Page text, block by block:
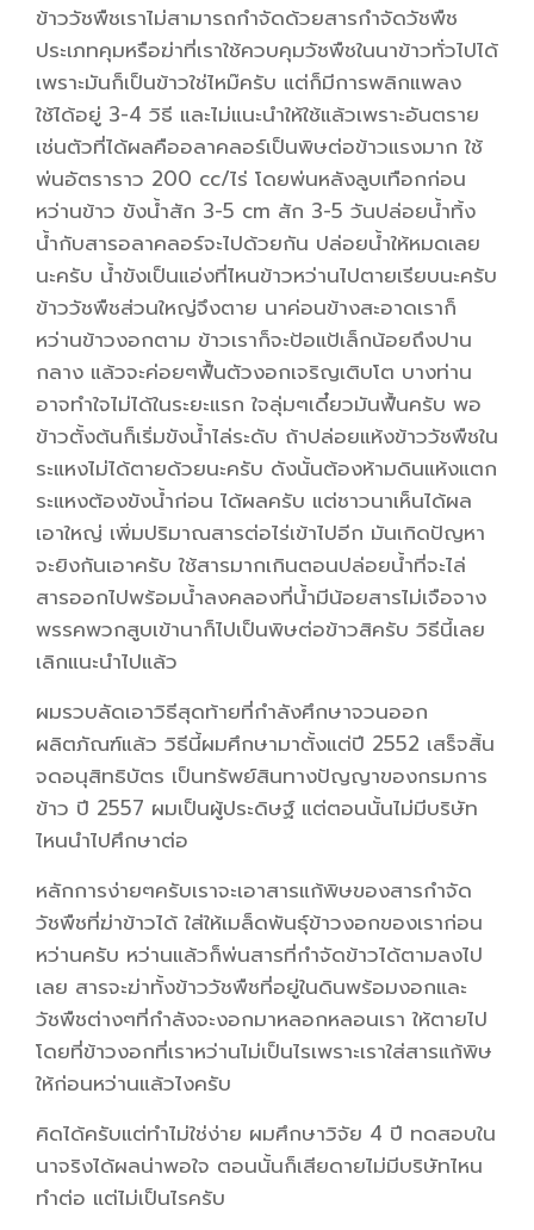
ข้าววัชพืชเราไม่สามารถกำจัดด้วยสารกำจัดวัชพืช
ประเภทคุมหรือฆ่าที่เราใช้ควบคุมวัชพืชในนาข้าวทั่วไปได้
เพราะมันก็เป็นข้าวใช่ไหม๊ครับ แต่ก็มีการพลิกแพลง
ใช้ได้อยู่ 3-4 วิธี และไม่แนะนำให้ใช้แล้วเพราะอันตราย
เช่นตัวที่ได้ผลคืออลาคลอร์เป็นพิษต่อข้าวแรงมาก ใช้
พ่นอัตราราว 200 cc/ไร่ โดยพ่นหลังลูบเทือกก่อน
หว่านข้าว ขังน้ำสัก 3-5 cm สัก 3-5 วันปล่อยน้ำทิ้ง
น้ำกับสารอลาคลอร์จะไปด้วยกัน ปล่อยน้ำให้หมดเลย
นะครับ น้ำขังเป็นแอ่งที่ไหนข้าวหว่านไปตายเรียบนะครับ
ข้าววัชพืชส่วนใหญ่จึงตาย นาค่อนข้างสะอาดเราก็
หว่านข้าวงอกตาม ข้าวเราก็จะป้อแป้เล็กน้อยถึงปาน
กลาง แล้วจะค่อยๆฟื้นตัวงอกเจริญเติบโต บางท่าน
อาจทำใจไม่ได้ในระยะแรก ใจลุ่มๆเดี๋ยวมันฟื้นครับ พอ
ข้าวตั้งต้นก็เริ่มขังน้ำไล่ระดับ ถ้าปล่อยแห้งข้าววัชพืชใน
ระแหงไม่ได้ตายด้วยนะครับ ดังนั้นต้องห้ามดินแห้งแตก
ระแหงต้องขังน้ำก่อน ได้ผลครับ แต่ชาวนาเห็นได้ผล
เอาใหญ่ เพิ่มปริมาณสารต่อไร่เข้าไปอีก มันเกิดปัญหา
จะยิงกันเอาครับ ใช้สารมากเกินตอนปล่อยน้ำที่จะไล่
สารออกไปพร้อมน้ำลงคลองที่น้ำมีน้อยสารไม่เจือจาง
พรรคพวกสูบเข้านาก็ไปเป็นพิษต่อข้าวสิครับ วิธีนี้เลย
เลิกแนะนำไปแล้ว
ผมรวบลัดเอาวิธีสุดท้ายที่กำลังศึกษาจวนออก
ผลิตภัณฑ์แล้ว วิธีนี้ผมศึกษามาตั้งแต่ปี 2552 เสร็จสิ้น
จดอนุสิทธิบัตร เป็นทรัพย์สินทางปัญญาของกรมการ
ข้าว ปี 2557 ผมเป็นผู้ประดิษฐ์ แต่ตอนนั้นไม่มีบริษัท
ไหนนำไปศึกษาต่อ
หลักการง่ายๆครับเราจะเอาสารแก้พิษของสารกำจัด
วัชพืชที่ฆ่าข้าวได้ ใส่ให้เมล็ดพันธุ์ข้าวงอกของเราก่อน
หว่านครับ หว่านแล้วก็พ่นสารที่กำจัดข้าวได้ตามลงไป
เลย สารจะฆ่าทั้งข้าววัชพืชที่อยู่ในดินพร้อมงอกและ
วัชพืชต่างๆที่กำลังจะงอกมาหลอกหลอนเรา ให้ตายไป
โดยที่ข้าวงอกที่เราหว่านไม่เป็นไรเพราะเราใส่สารแก้พิษ
ให้ก่อนหว่านแล้วไงครับ
คิดได้ครับแต่ทำไม่ใช่ง่าย ผมศึกษาวิจัย 4 ปี ทดสอบใน
นาจริงได้ผลน่าพอใจ ตอนนั้นก็เสียดายไม่มีบริษัทไหน
ทำต่อ แต่ไม่เป็นไรครับ